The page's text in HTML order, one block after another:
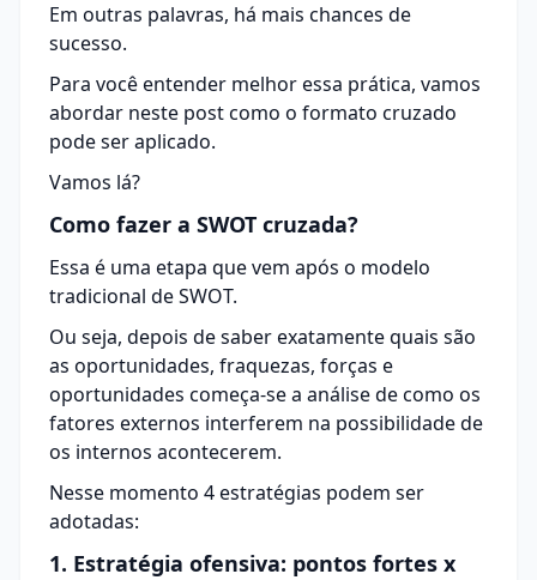
Em outras palavras, há mais chances de
sucesso.
Para você entender melhor essa prática, vamos
abordar neste post como o formato cruzado
pode ser aplicado.
Vamos lá?
Como fazer a SWOT cruzada?
Essa é uma etapa que vem após o modelo
tradicional de SWOT.
Ou seja, depois de saber exatamente quais são
as oportunidades, fraquezas, forças e
oportunidades começa-se a análise de como os
fatores externos interferem na possibilidade de
os internos acontecerem.
Nesse momento 4 estratégias podem ser
adotadas:
1. Estratégia ofensiva: pontos fortes x